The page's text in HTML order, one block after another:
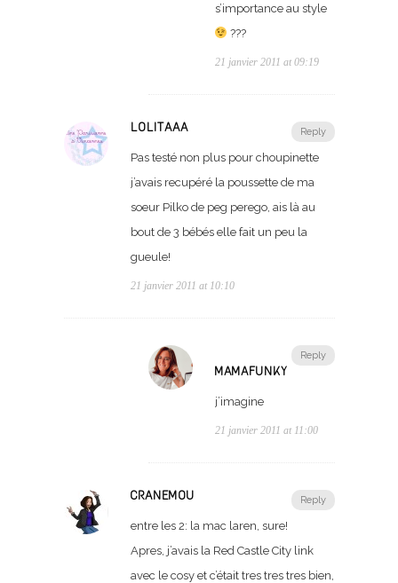
s’importance au style
???
21 janvier 2011 at 09:19
Reply
LOLITAAA
Pas testé non plus pour choupinette
j’avais recupéré la poussette de ma
soeur Pilko de peg perego, ais là au
bout de 3 bébés elle fait un peu la
gueule!
21 janvier 2011 at 10:10
Reply
MAMAFUNKY
j’imagine
21 janvier 2011 at 11:00
Reply
CRANEMOU
entre les 2: la mac laren, sure!
Apres, j’avais la Red Castle City link
avec le cosy et c’était tres tres tres bien,